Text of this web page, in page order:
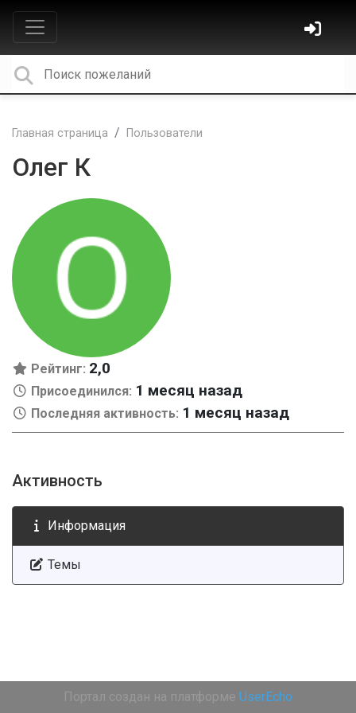
Главная страница Пользователи
Олег К
Рейтинг: 2,0
Присоединился: 1 месяц назад
Последняя активность: 1 месяц назад
Активность
Информация
Темы
Портал создан на платформе UserEcho